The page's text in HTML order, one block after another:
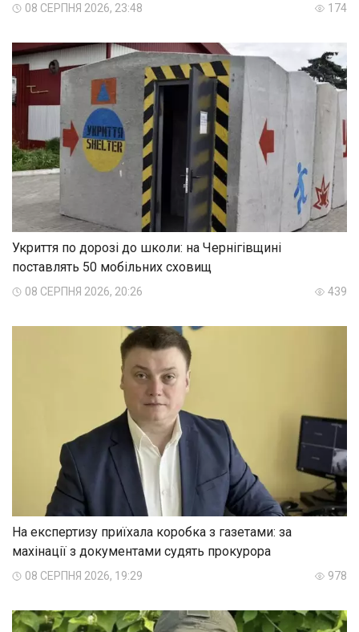
08 СЕРПНЯ 2026, 23:48 174
Укриття по дорозі до школи: на Чернігівщині
поставлять 50 мобільних сховищ
08 СЕРПНЯ 2026, 20:26 439
На експертизу приїхала коробка з газетами: за
махінації з документами судять прокурора
08 СЕРПНЯ 2026, 19:29 978